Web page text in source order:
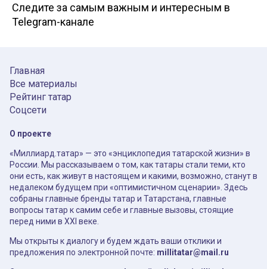
Следите за самым важным и интересным в
Telegram-канале
Главная
Все материалы
Рейтинг татар
Соцсети
О проекте
«Миллиард.татар» — это «энциклопедия татарской жизни» в
России. Мы рассказываем о том, как татары стали теми, кто
они есть, как живут в настоящем и какими, возможно, станут в
недалеком будущем при «оптимистичном сценарии». Здесь
собраны главные бренды татар и Татарстана, главные
вопросы татар к самим себе и главные вызовы, стоящие
перед ними в XXI веке.
Мы открыты к диалогу и будем ждать ваши отклики и
предложения по электронной почте: millitatar@mail.ru